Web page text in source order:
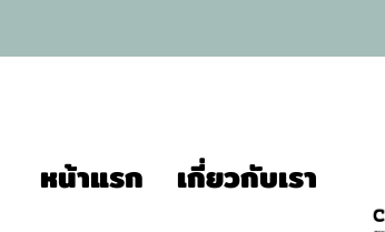
หน้าแรก เกี่ยวกับเรา